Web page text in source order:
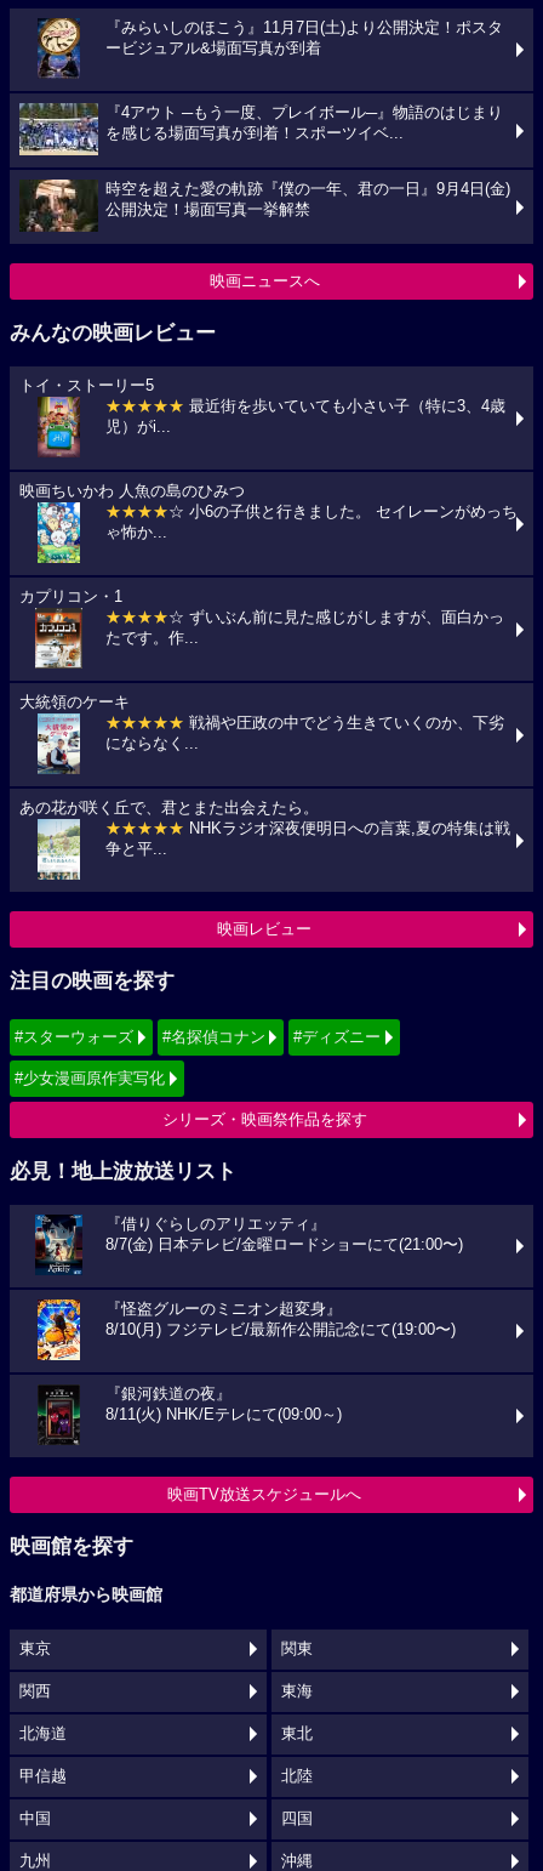
『みらいしのほこう』11月7日(土)より公開決定！ポスタ
ービジュアル&場面写真が到着
『4アウト ─もう一度、プレイボール─』物語のはじまり
を感じる場面写真が到着！スポーツイベ...
時空を超えた愛の軌跡『僕の一年、君の一日』9月4日(金)
公開決定！場面写真一挙解禁
映画ニュースへ
みんなの映画レビュー
トイ・ストーリー5
★★★★★ 最近街を歩いていても小さい子（特に3、4歳
児）がi...
映画ちいかわ 人魚の島のひみつ
★★★★☆ 小6の子供と行きました。 セイレーンがめっち
ゃ怖か...
カプリコン・1
★★★★☆ ずいぶん前に見た感じがしますが、面白かっ
たです。作...
大統領のケーキ
★★★★★ 戦禍や圧政の中でどう生きていくのか、下劣
にならなく...
あの花が咲く丘で、君とまた出会えたら。
★★★★★ NHKラジオ深夜便明日への言葉,夏の特集は戦
争と平...
映画レビュー
注目の映画を探す
#スターウォーズ #名探偵コナン #ディズニー
#少女漫画原作実写化
シリーズ・映画祭作品を探す
必見！地上波放送リスト
『借りぐらしのアリエッティ』
8/7(金) 日本テレビ/金曜ロードショーにて(21:00〜)
『怪盗グルーのミニオン超変身』
8/10(月) フジテレビ/最新作公開記念にて(19:00〜)
『銀河鉄道の夜』
8/11(火) NHK/Eテレにて(09:00～)
映画TV放送スケジュールへ
映画館を探す
都道府県から映画館
東京 関東
関西 東海
北海道 東北
甲信越 北陸
中国 四国
九州 沖縄